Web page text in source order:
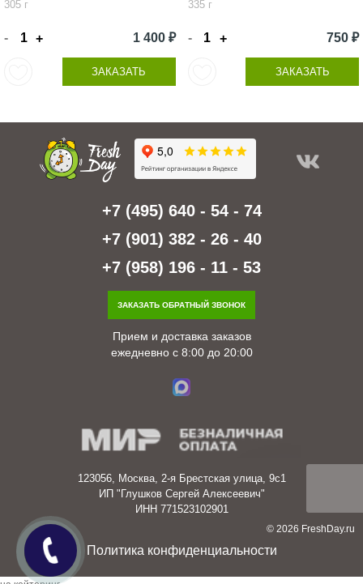
305 г
- + 1 400 ₽
ЗАКАЗАТЬ
335 г
- + 750 ₽
ЗАКАЗАТЬ
+7 (495) 640 - 54 - 74
+7 (901) 382 - 26 - 40
+7 (958) 196 - 11 - 53
ЗАКАЗАТЬ ОБРАТНЫЙ ЗВОНОК
Прием и доставка заказов
ежедневно с 8:00 до 20:00
123056, Москва, 2-я Брестская улица, 9с1
ИП "Глушков Сергей Алексеевич"
ИНН 771523102901
© 2026 FreshDay.ru
Политика конфиденциальности
заявка